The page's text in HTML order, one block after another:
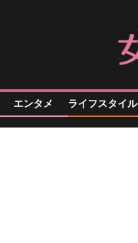
エンタメ ライフスタイル